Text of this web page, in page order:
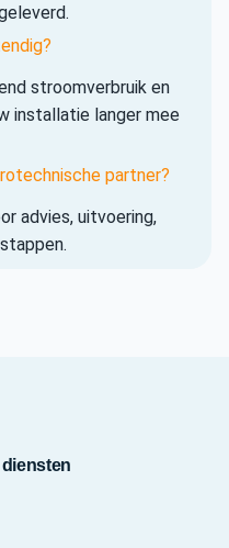
stroomverbruik en
installatie langer mee
partner?
advies, uitvoering,